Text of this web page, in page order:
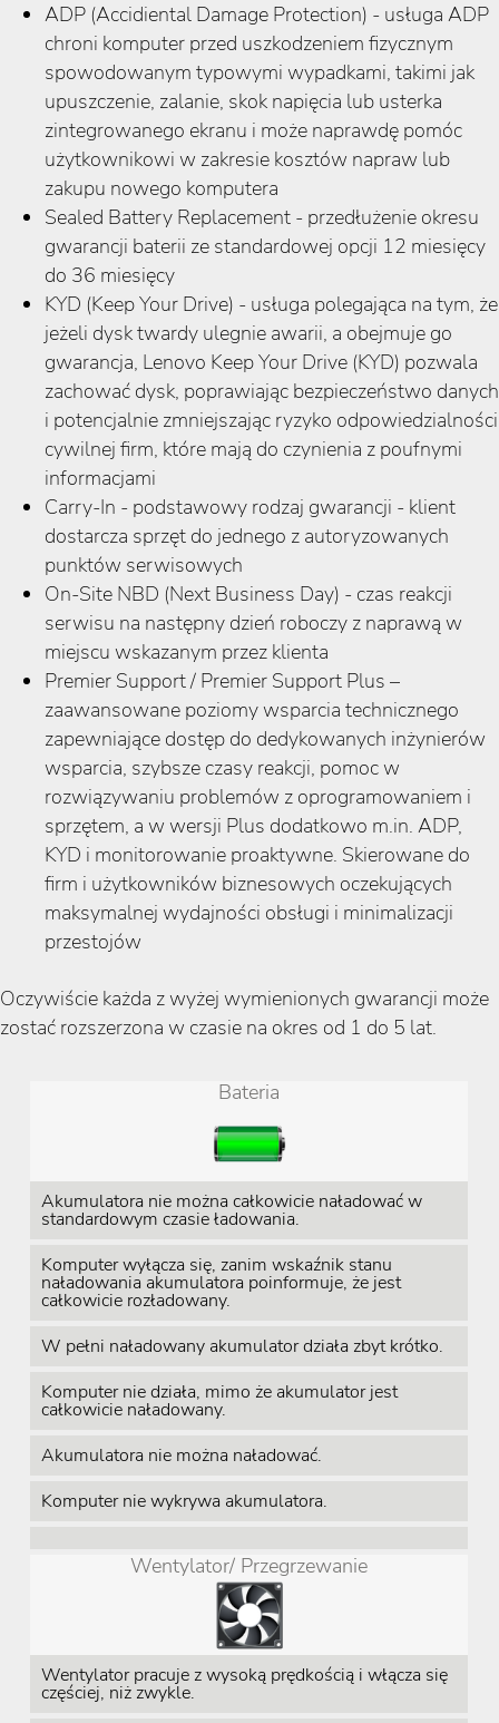
ADP (Accidiental Damage Protection) - usługa ADP
chroni komputer przed uszkodzeniem fizycznym
spowodowanym typowymi wypadkami, takimi jak
upuszczenie, zalanie, skok napięcia lub usterka
zintegrowanego ekranu i może naprawdę pomóc
użytkownikowi w zakresie kosztów napraw lub
zakupu nowego komputera
Sealed Battery Replacement - przedłużenie okresu
gwarancji baterii ze standardowej opcji 12 miesięcy
do 36 miesięcy
KYD (Keep Your Drive) - usługa polegająca na tym, że
jeżeli dysk twardy ulegnie awarii, a obejmuje go
gwarancja, Lenovo Keep Your Drive (KYD) pozwala
zachować dysk, poprawiając bezpieczeństwo danych
i potencjalnie zmniejszając ryzyko odpowiedzialności
cywilnej firm, które mają do czynienia z poufnymi
informacjami
Carry-In - podstawowy rodzaj gwarancji - klient
dostarcza sprzęt do jednego z autoryzowanych
punktów serwisowych
On-Site NBD (Next Business Day) - czas reakcji
serwisu na następny dzień roboczy z naprawą w
miejscu wskazanym przez klienta
Premier Support / Premier Support Plus –
zaawansowane poziomy wsparcia technicznego
zapewniające dostęp do dedykowanych inżynierów
wsparcia, szybsze czasy reakcji, pomoc w
rozwiązywaniu problemów z oprogramowaniem i
sprzętem, a w wersji Plus dodatkowo m.in. ADP,
KYD i monitorowanie proaktywne. Skierowane do
firm i użytkowników biznesowych oczekujących
maksymalnej wydajności obsługi i minimalizacji
przestojów
Oczywiście każda z wyżej wymienionych gwarancji może
zostać rozszerzona w czasie na okres od 1 do 5 lat.
Bateria
Akumulatora nie można całkowicie naładować w
standardowym czasie ładowania.
Komputer wyłącza się, zanim wskaźnik stanu
naładowania akumulatora poinformuje, że jest
całkowicie rozładowany.
W pełni naładowany akumulator działa zbyt krótko.
Komputer nie działa, mimo że akumulator jest
całkowicie naładowany.
Akumulatora nie można naładować.
Komputer nie wykrywa akumulatora.
Wentylator/ Przegrzewanie
Wentylator pracuje z wysoką prędkością i włącza się
częściej, niż zwykle.